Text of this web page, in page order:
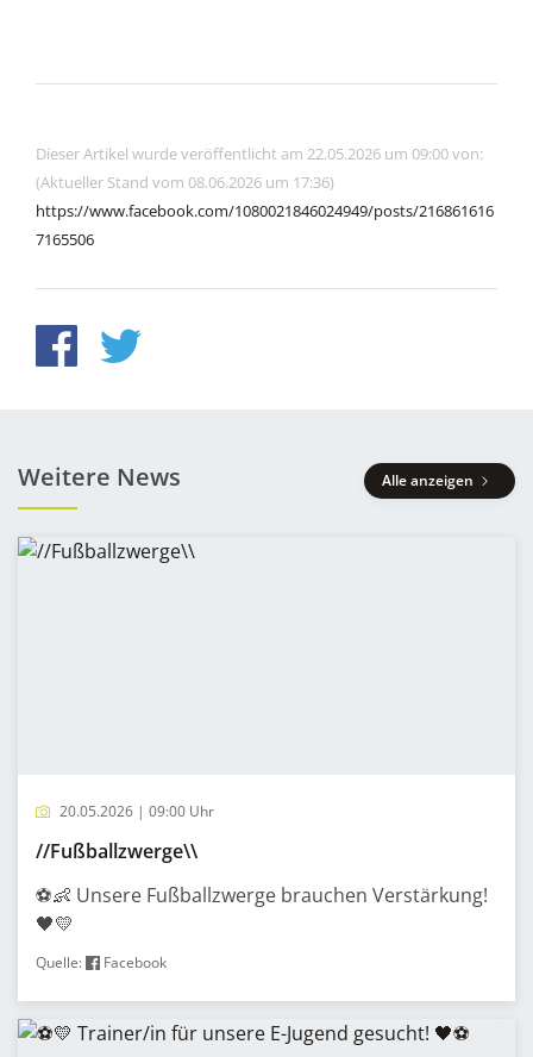
Dieser Artikel wurde veröffentlicht am 22.05.2026 um 09:00 von:
(Aktueller Stand vom 08.06.2026 um 17:36)
https://www.facebook.com/1080021846024949/posts/216861616
7165506
Weitere News Alle anzeigen
20.05.2026 | 09:00 Uhr
//Fußballzwerge\\
⚽👶 Unsere Fußballzwerge brauchen Verstärkung!
🖤💛
Quelle: Facebook